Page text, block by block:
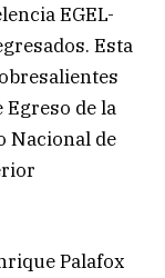
EGEL-
Esta
Egreso de la
Nacional de
Palafox